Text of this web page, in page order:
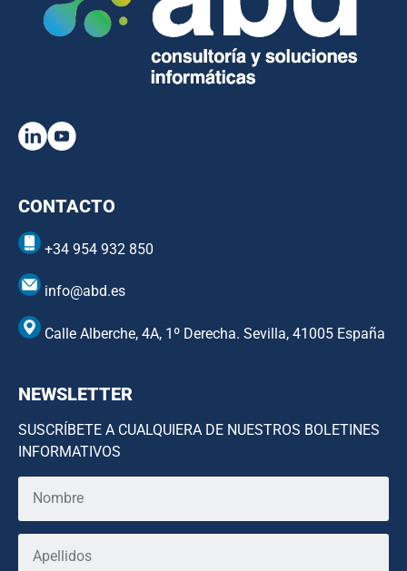
CONTACTO
+34 954 932 850
info@abd.es
Calle Alberche, 4A, 1º Derecha. Sevilla, 41005 España
NEWSLETTER
SUSCRÍBETE A CUALQUIERA DE NUESTROS BOLETINES
INFORMATIVOS